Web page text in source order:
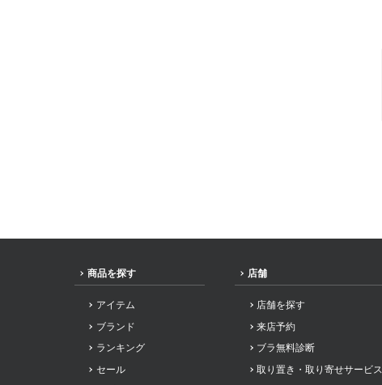
商品を探す
アイテム
ブランド
ランキング
セール
店舗
店舗を探す
来店予約
ブラ無料診断
取り置き・取り寄せサービス